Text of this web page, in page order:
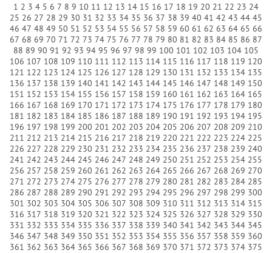
1 2 3 4 5 6 7 8 9 10 11 12 13 14 15 16 17 18 19 20 21 22 23 24
25 26 27 28 29 30 31 32 33 34 35 36 37 38 39 40 41 42 43 44 45
46 47 48 49 50 51 52 53 54 55 56 57 58 59 60 61 62 63 64 65 66
67 68 69 70 71 72 73 74 75 76 77 78 79 80 81 82 83 84 85 86 87
88 89 90 91 92 93 94 95 96 97 98 99 100 101 102 103 104 105
106 107 108 109 110 111 112 113 114 115 116 117 118 119 120
121 122 123 124 125 126 127 128 129 130 131 132 133 134 135
136 137 138 139 140 141 142 143 144 145 146 147 148 149 150
151 152 153 154 155 156 157 158 159 160 161 162 163 164 165
166 167 168 169 170 171 172 173 174 175 176 177 178 179 180
181 182 183 184 185 186 187 188 189 190 191 192 193 194 195
196 197 198 199 200 201 202 203 204 205 206 207 208 209 210
211 212 213 214 215 216 217 218 219 220 221 222 223 224 225
226 227 228 229 230 231 232 233 234 235 236 237 238 239 240
241 242 243 244 245 246 247 248 249 250 251 252 253 254 255
256 257 258 259 260 261 262 263 264 265 266 267 268 269 270
271 272 273 274 275 276 277 278 279 280 281 282 283 284 285
286 287 288 289 290 291 292 293 294 295 296 297 298 299 300
301 302 303 304 305 306 307 308 309 310 311 312 313 314 315
316 317 318 319 320 321 322 323 324 325 326 327 328 329 330
331 332 333 334 335 336 337 338 339 340 341 342 343 344 345
346 347 348 349 350 351 352 353 354 355 356 357 358 359 360
361 362 363 364 365 366 367 368 369 370 371 372 373 374 375